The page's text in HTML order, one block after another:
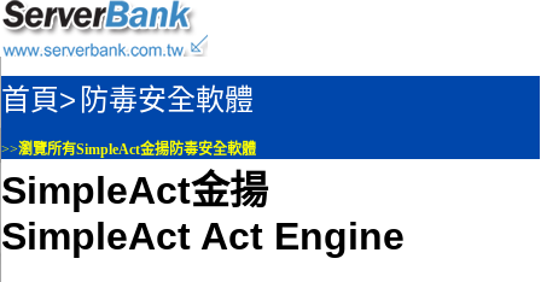
首頁> 防毒安全軟體
>>瀏覽所有SimpleAct金揚防毒安全軟體
SimpleAct金揚
SimpleAct Act Engine